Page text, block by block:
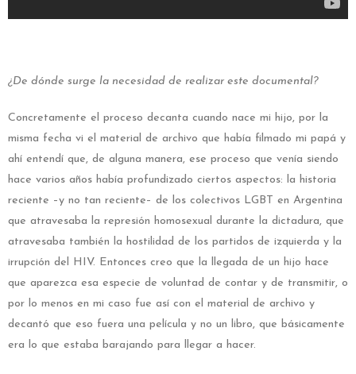
¿De dónde surge la necesidad de realizar este documental?
Concretamente el proceso decanta cuando nace mi hijo, por la
misma fecha vi el material de archivo que había filmado mi papá y
ahí entendí que, de alguna manera, ese proceso que venía siendo
hace varios años había profundizado ciertos aspectos: la historia
reciente –y no tan reciente– de los colectivos LGBT en Argentina
que atravesaba la represión homosexual durante la dictadura, que
atravesaba también la hostilidad de los partidos de izquierda y la
irrupción del HIV. Entonces creo que la llegada de un hijo hace
que aparezca esa especie de voluntad de contar y de transmitir, o
por lo menos en mi caso fue así con el material de archivo y
decantó que eso fuera una película y no un libro, que básicamente
era lo que estaba barajando para llegar a hacer.